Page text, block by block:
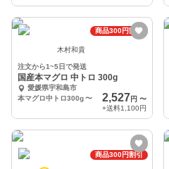
商品300円割引
木村和貴
注文から1~5日で発送
国産本マグロ 中トロ 300g
愛媛県宇和島市
本マグロ中トロ300g〜 2,527 円 〜
+送料1,100円
商品300円割引